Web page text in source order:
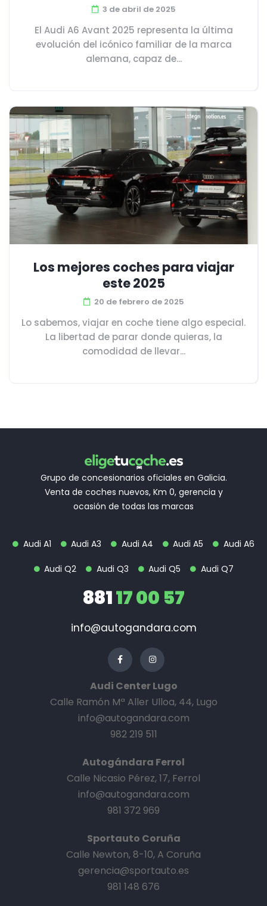
3 de abril de 2025
El Audi A6 Avant 2025 representa la última
evolución del icónico familiar de la marca
alemana, capaz de...
Los mejores coches para viajar
este 2025
20 de febrero de 2025
Lo sabemos, viajar en coche tiene algo especial.
La libertad de parar donde quieras, la
comodidad de llevar...
Grupo de concesionarios oficiales en Galicia.
Venta de coches nuevos, Km 0, gerencia y
ocasión de todas las marcas
Audi A1 Audi A3 Audi A4 Audi A5 Audi A6
Audi Q2 Audi Q3 Audi Q5 Audi Q7
88117 00 57
info@autogandara.com
Audi Center Lugo
Calle Ramón Mª Aller Ulloa, 44, Lugo
info@autogandara.com
982 219 511
Autogándara Ferrol
Calle Nicasio Pérez, 17, Ferrol
info@autogandara.com
981 372 969
Sportauto Coruña
Calle Newton, 8-10, A Coruña
gerencia@sportauto.es
981 148 676